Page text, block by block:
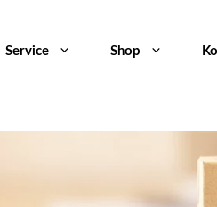
Service Shop